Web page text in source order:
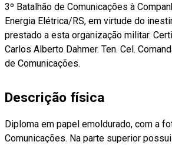
3º Batalhão de Comunicações à
Energia Elétrica/RS, em virtude do
prestado a esta organização militar.
Carlos Alberto Dahmer. Ten. Cel.
de Comunicações.
Descrição física
Diploma em papel emoldurado, com a
Comunicações. Na parte superior